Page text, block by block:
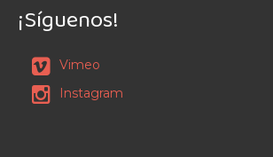
¡Síguenos!
Vimeo
Instagram